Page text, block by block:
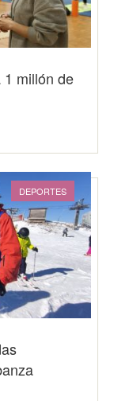
millón de
DEPORTES